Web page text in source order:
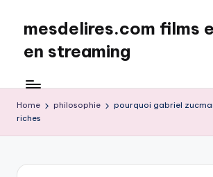
content
mesdelires.com films
en streaming
:
film
et
video
en
Home philosophie
pourquoi gabriel
riches